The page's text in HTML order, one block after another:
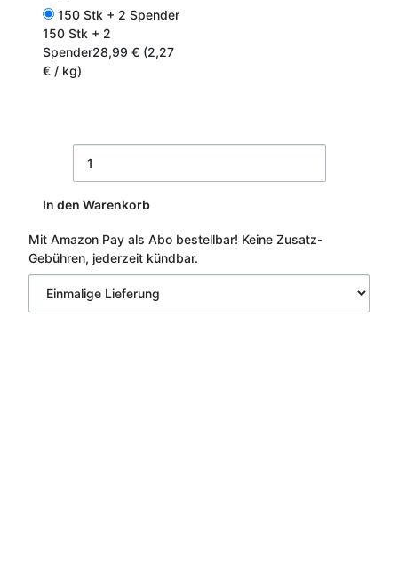
150 Stk + 2 Spender
150 Stk + 2
Spender28,99 € (2,27
€ / kg)
In den Warenkorb
Mit Amazon Pay als Abo bestellbar! Keine Zusatz-
Gebühren, jederzeit kündbar.